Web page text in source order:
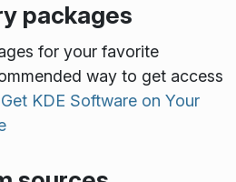
packages
for your favorite
way to get access
Get KDE Software on Your